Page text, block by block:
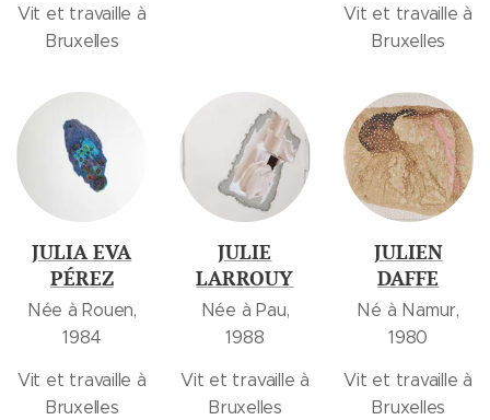
Vit et travaille à
Bruxelles
Vit et travaille à
Bruxelles
JULIA EVA
PÉREZ
Née à Rouen,
1984
Vit et travaille à
Bruxelles
JULIE
LARROUY
Née à Pau,
1988
Vit et travaille à
Bruxelles
JULIEN
DAFFE
Né à Namur,
1980
Vit et travaille à
Bruxelles